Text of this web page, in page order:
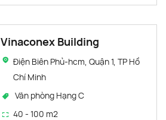
Vinaconex Building
Điện Biên Phủ-hcm, Quận 1, TP Hồ
Chí Minh
Văn phòng Hạng C
40 - 100 m2